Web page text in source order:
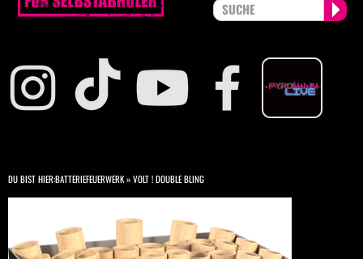
DU BIST HIER:BATTERIEFEUERWERK»VOLT ! DOUBLE BLING